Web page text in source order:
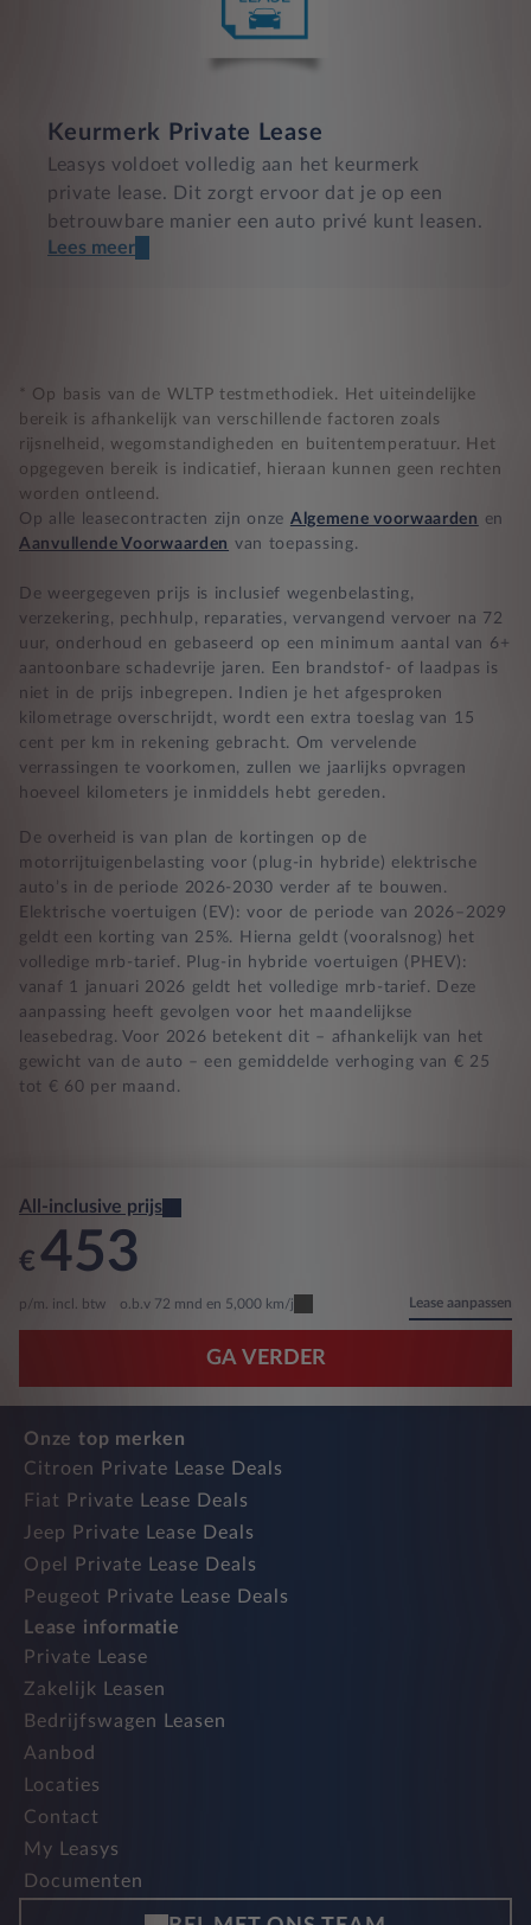
Keurmerk Private Lease
Leasys voldoet volledig aan het keurmerk
private lease. Dit zorgt ervoor dat je op een
betrouwbare manier een auto privé kunt leasen.
Nooit te hoge financiële lasten
BB 14 dagen bedenktijd
Zekerheid bij klachten
Lees meer
* Op basis van de WLTP testmethodiek. Het uiteindelijke
bereik is afhankelijk van verschillende factoren zoals
rijsnelheid, wegomstandigheden en buitentemperatuur. Het
opgegeven bereik is indicatief, hieraan kunnen geen rechten
worden ontleend.
Op alle leasecontracten zijn onze Algemene voorwaarden en
Aanvullende Voorwaarden van toepassing.
De weergegeven prijs is inclusief wegenbelasting,
verzekering, pechhulp, reparaties, vervangend vervoer na 72
uur, onderhoud en gebaseerd op een minimum aantal van 6+
aantoonbare schadevrije jaren. Een brandstof- of laadpas is
niet in de prijs inbegrepen. Indien je het afgesproken
kilometrage overschrijdt, wordt een extra toeslag van 15
cent per km in rekening gebracht. Om vervelende
verrassingen te voorkomen, zullen we jaarlijks opvragen
hoeveel kilometers je inmiddels hebt gereden.
De overheid is van plan de kortingen op de
motorrijtuigenbelasting voor (plug-in hybride) elektrische
auto’s in de periode 2026-2030 verder af te bouwen.
Elektrische voertuigen (EV): voor de periode van 2026–2029
geldt een korting van 25%. Hierna geldt (vooralsnog) het
volledige mrb-tarief. Plug-in hybride voertuigen (PHEV):
vanaf 1 januari 2026 geldt het volledige mrb-tarief. Deze
aanpassing heeft gevolgen voor het maandelijkse
leasebedrag. Voor 2026 betekent dit – afhankelijk van het
gewicht van de auto – een gemiddelde verhoging van € 25
tot € 60 per maand.
All-inclusive prijs
€ 453
p/m. incl. btw o.b.v 72 mnd en 5,000 km/j Lease aanpassen
GA VERDER
Onze top merken
Citroen Private Lease Deals
Fiat Private Lease Deals
Jeep Private Lease Deals
Opel Private Lease Deals
Peugeot Private Lease Deals
Lease informatie
Private Lease
Zakelijk Leasen
Bedrijfswagen Leasen
Aanbod
Locaties
Contact
My Leasys
Documenten